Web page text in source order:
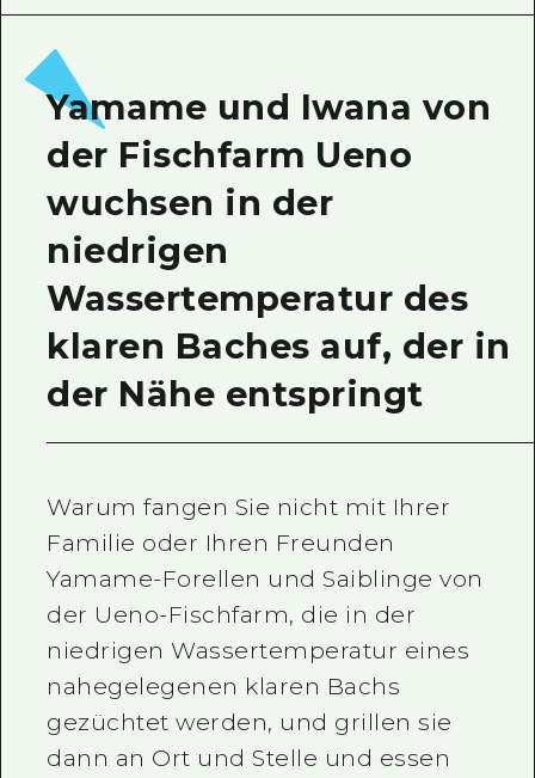
Foto-Download
Transportinformationen bei
Yamame und Iwana von
der Fischfarm Ueno
wuchsen in der
niedrigen
Wassertemperatur des
klaren Baches auf, der in
der Nähe entspringt
Warum fangen Sie nicht mit Ihrer
Familie oder Ihren Freunden
Yamame-Forellen und Saiblinge von
der Ueno-Fischfarm, die in der
niedrigen Wassertemperatur eines
nahegelegenen klaren Bachs
gezüchtet werden, und grillen sie
dann an Ort und Stelle und essen